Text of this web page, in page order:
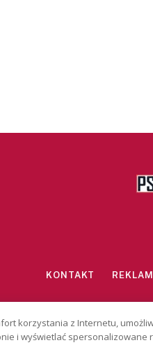
KONTAKT
© 2026 PSGonline.pl
korzystania z Internetu,
i wyświetlać